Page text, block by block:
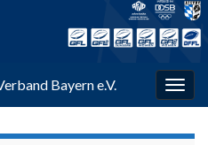
Bayern e.V.